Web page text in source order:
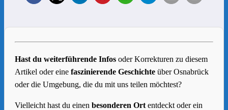
Hast du weiterführende Infos oder Korrekturen zu diesem
Artikel oder eine faszinierende Geschichte über Osnabrück
oder die Umgebung, die du mit uns teilen möchtest?
Vielleicht hast du einen besonderen Ort entdeckt oder ein